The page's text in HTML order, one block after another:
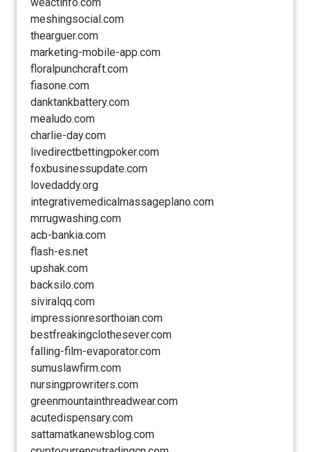
meshingsocial.com
thearguer.com
marketing-mobile-app.com
floralpunchcraft.com
fiasone.com
danktankbattery.com
mealudo.com
charlie-day.com
livedirectbettingpoker.com
foxbusinessupdate.com
lovedaddy.org
integrativemedicalmassageplano.com
mrrugwashing.com
acb-bankia.com
flash-es.net
upshak.com
backsilo.com
siviralqq.com
impressionresorthoian.com
bestfreakingclothesever.com
falling-film-evaporator.com
sumuslawfirm.com
nursingprowriters.com
greenmountainthreadwear.com
acutedispensary.com
sattamatkanewsblog.com